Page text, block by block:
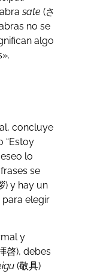
sate (さ
no se
algo
concluye
“Estoy
lo
se
) y hay un
elegir
y
啓), debes
(敬具)